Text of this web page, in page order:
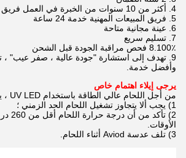
4. أكثر من 10 سنوات من الخبرة في العمل فريق الخدمات الفنية
5. فريق المبيعات المهنية خدمة 24 ساعة
6. عينة مجانية متاحة
7. تسليم سريع
8.100٪ فحص مراقبة الجودة قبل الشحن
9. تهدف إلى استشارة "جودة عالية ، صفر عيب"
وأفضل خدمة.
يرجى إيلاء اهتمام خاص
من أجل اللحام عالي الطاقة باستخدام UV LED ، يجب اتباع النقاط التالية
1) يجب ألا يتجاوز تشغيل اللحام الحد الزمني ؛
2)
الأوقات.
3) تلف عدسة Aviod أثناء اللحام.